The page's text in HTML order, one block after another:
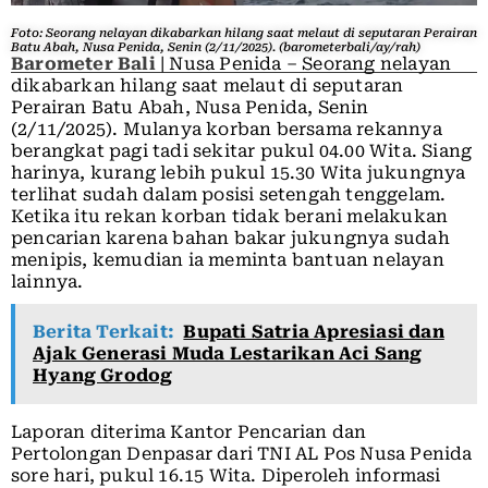
Foto: Seorang nelayan dikabarkan hilang saat melaut di seputaran Perairan
Batu Abah, Nusa Penida, Senin (2/11/2025). (barometerbali/ay/rah)
Barometer Bali | Nusa Penida – Seorang nelayan
dikabarkan hilang saat melaut di seputaran
Perairan Batu Abah, Nusa Penida, Senin
(2/11/2025). Mulanya korban bersama rekannya
berangkat pagi tadi sekitar pukul 04.00 Wita. Siang
harinya, kurang lebih pukul 15.30 Wita jukungnya
terlihat sudah dalam posisi setengah tenggelam.
Ketika itu rekan korban tidak berani melakukan
pencarian karena bahan bakar jukungnya sudah
menipis, kemudian ia meminta bantuan nelayan
lainnya.
Berita Terkait: Bupati Satria Apresiasi dan
Ajak Generasi Muda Lestarikan Aci Sang
Hyang Grodog
Laporan diterima Kantor Pencarian dan
Pertolongan Denpasar dari TNI AL Pos Nusa Penida
sore hari, pukul 16.15 Wita. Diperoleh informasi